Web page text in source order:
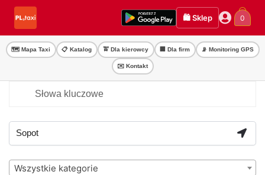
Przejdź
nawigacji
Przejdź
treści
🛍️ Sklep 0
🗺️ Mapa Taxi 📋 Katalog 🚖 Dla kierowcy 🏢 Dla firm 📡 Monitoring GPS
✉️ Kontakt
Wszystkie kategorie